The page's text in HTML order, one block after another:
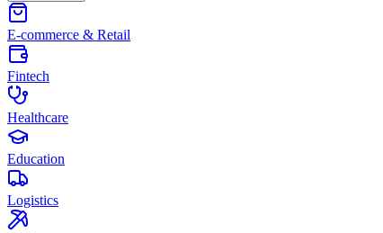
E-commerce & Retail
Fintech
Healthcare
Education
Logistics